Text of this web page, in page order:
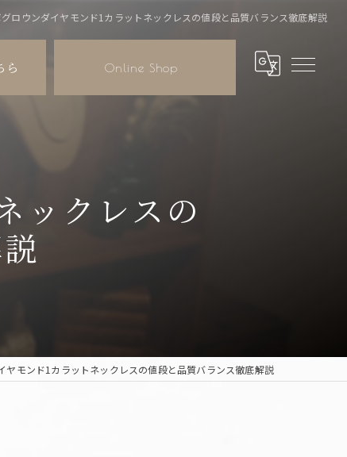
グロウンダイヤモンド1カラットネックレスの値段と品質バランス徹底解説
ら Online Shop
ックレスの
ヤモンド1カラットネックレスの値段と品質バランス徹底解説